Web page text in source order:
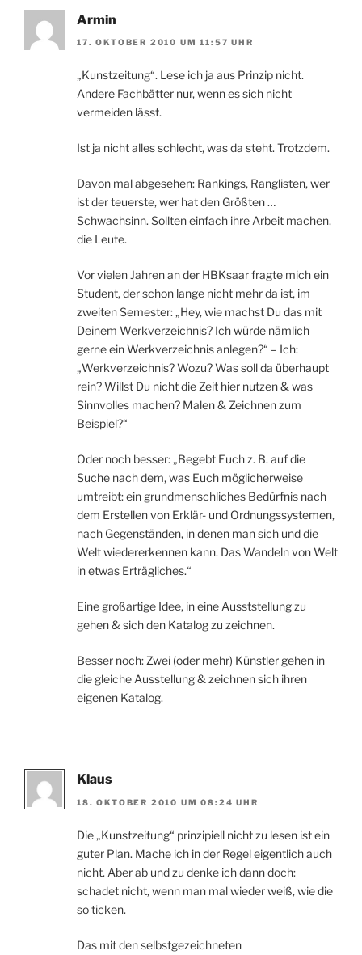
Armin
17. OKTOBER 2010 UM 11:57 UHR
„Kunstzeitung“. Lese ich ja aus Prinzip nicht.
Andere Fachbätter nur, wenn es sich nicht
vermeiden lässt.
Ist ja nicht alles schlecht, was da steht. Trotzdem.
Davon mal abgesehen: Rankings, Ranglisten, wer
ist der teuerste, wer hat den Größten …
Schwachsinn. Sollten einfach ihre Arbeit machen,
die Leute.
Vor vielen Jahren an der HBKsaar fragte mich ein
Student, der schon lange nicht mehr da ist, im
zweiten Semester: „Hey, wie machst Du das mit
Deinem Werkverzeichnis? Ich würde nämlich
gerne ein Werkverzeichnis anlegen?“ – Ich:
„Werkverzeichnis? Wozu? Was soll da überhaupt
rein? Willst Du nicht die Zeit hier nutzen & was
Sinnvolles machen? Malen & Zeichnen zum
Beispiel?“
Oder noch besser: „Begebt Euch z. B. auf die
Suche nach dem, was Euch möglicherweise
umtreibt: ein grundmenschliches Bedürfnis nach
dem Erstellen von Erklär- und Ordnungssystemen,
nach Gegenständen, in denen man sich und die
Welt wiedererkennen kann. Das Wandeln von Welt
in etwas Erträgliches.“
Eine großartige Idee, in eine Ausststellung zu
gehen & sich den Katalog zu zeichnen.
Besser noch: Zwei (oder mehr) Künstler gehen in
die gleiche Ausstellung & zeichnen sich ihren
eigenen Katalog.
Klaus
18. OKTOBER 2010 UM 08:24 UHR
Die „Kunstzeitung“ prinzipiell nicht zu lesen ist ein
guter Plan. Mache ich in der Regel eigentlich auch
nicht. Aber ab und zu denke ich dann doch:
schadet nicht, wenn man mal wieder weiß, wie die
so ticken.
Das mit den selbstgezeichneten